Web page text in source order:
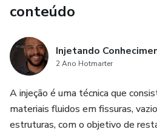
conteúdo
Injetando
2 Ano Hotmarter
A injeção é uma técnica que
materiais fluidos em fissuras,
estruturas, com o objetivo de